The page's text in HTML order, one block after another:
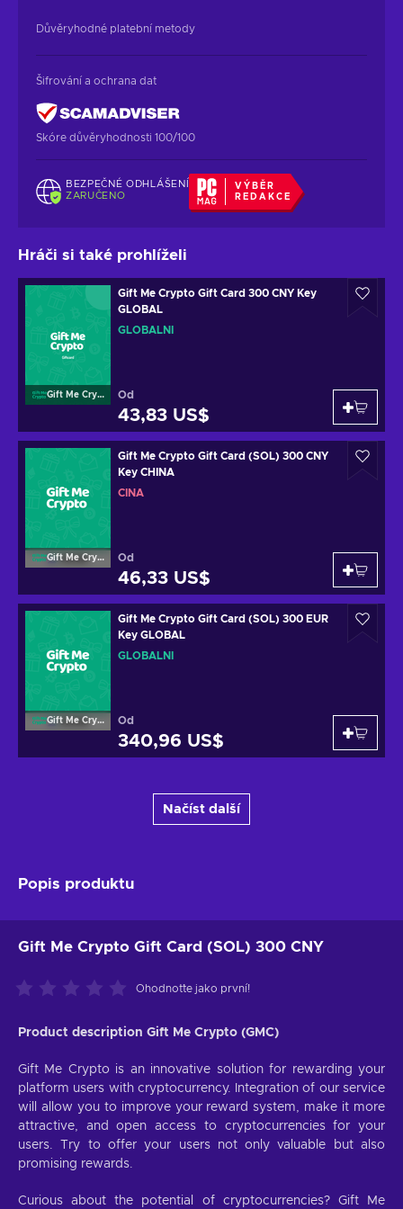
Důvěryhodné platební metody
Šifrování a ochrana dat
Skóre důvěryhodnosti 100/100
BEZPEČNÉ ODHLÁŠENÍ
ZARUČENO
VÝBĚR
REDAKCE
Hráči si také prohlíželi
Gift Me Crypto
Gift Me Crypto Gift Card 300 CNY Key
GLOBAL
GLOBÁLNÍ
Od
43,83 US$
Gift Me Crypto
Gift Me Crypto Gift Card (SOL) 300 CNY
Key CHINA
ČÍNA
Od
46,33 US$
Gift Me Crypto
Gift Me Crypto Gift Card (SOL) 300 EUR
Key GLOBAL
GLOBÁLNÍ
Od
340,96 US$
Načíst další
Popis produktu
Gift Me Crypto Gift Card (SOL) 300 CNY
Ohodnoťte jako první!
Product description Gift Me Crypto (GMC)
Gift Me Crypto is an innovative solution for rewarding your
platform users with cryptocurrency. Integration of our service
will allow you to improve your reward system, make it more
attractive, and open access to cryptocurrencies for your
users. Try to offer your users not only valuable but also
promising rewards.
Curious about the potential of cryptocurrencies? Gift Me